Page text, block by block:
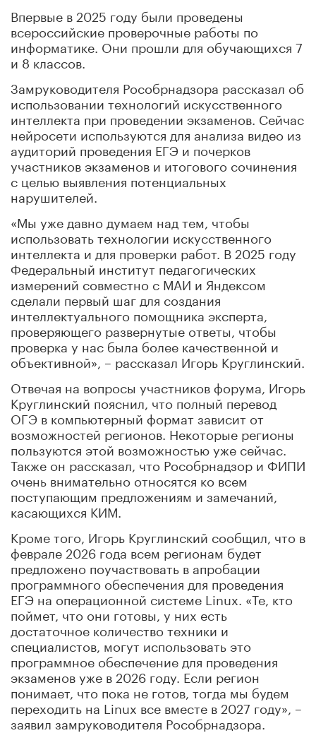
Впервые в 2025 году были проведены
всероссийские проверочные работы по
информатике. Они прошли для обучающихся 7
и 8 классов.
Замруководителя Рособрнадзора рассказал об
использовании технологий искусственного
интеллекта при проведении экзаменов. Сейчас
нейросети используются для анализа видео из
аудиторий проведения ЕГЭ и почерков
участников экзаменов и итогового сочинения
с целью выявления потенциальных
нарушителей.
«Мы уже давно думаем над тем, чтобы
использовать технологии искусственного
интеллекта и для проверки работ. В 2025 году
Федеральный институт педагогических
измерений совместно с МАИ и Яндексом
сделали первый шаг для создания
интеллектуального помощника эксперта,
проверяющего развернутые ответы, чтобы
проверка у нас была более качественной и
объективной», – рассказал Игорь Круглинский.
Отвечая на вопросы участников форума, Игорь
Круглинский пояснил, что полный перевод
ОГЭ в компьютерный формат зависит от
возможностей регионов. Некоторые регионы
пользуются этой возможностью уже сейчас.
Также он рассказал, что Рособрнадзор и ФИПИ
очень внимательно относятся ко всем
поступающим предложениям и замечаний,
касающихся КИМ.
Кроме того, Игорь Круглинский сообщил, что в
феврале 2026 года всем регионам будет
предложено поучаствовать в апробации
программного обеспечения для проведения
ЕГЭ на операционной системе Linux. «Те, кто
поймет, что они готовы, у них есть
достаточное количество техники и
специалистов, могут использовать это
программное обеспечение для проведения
экзаменов уже в 2026 году. Если регион
понимает, что пока не готов, тогда мы будем
переходить на Linux все вместе в 2027 году», –
заявил замруководителя Рособрнадзора.